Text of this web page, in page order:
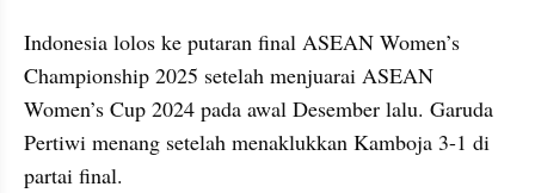
Indonesia lolos ke putaran final ASEAN Women’s
Championship 2025 setelah menjuarai ASEAN
Women’s Cup 2024 pada awal Desember lalu. Garuda
Pertiwi menang setelah menaklukkan Kamboja 3-1 di
partai final.